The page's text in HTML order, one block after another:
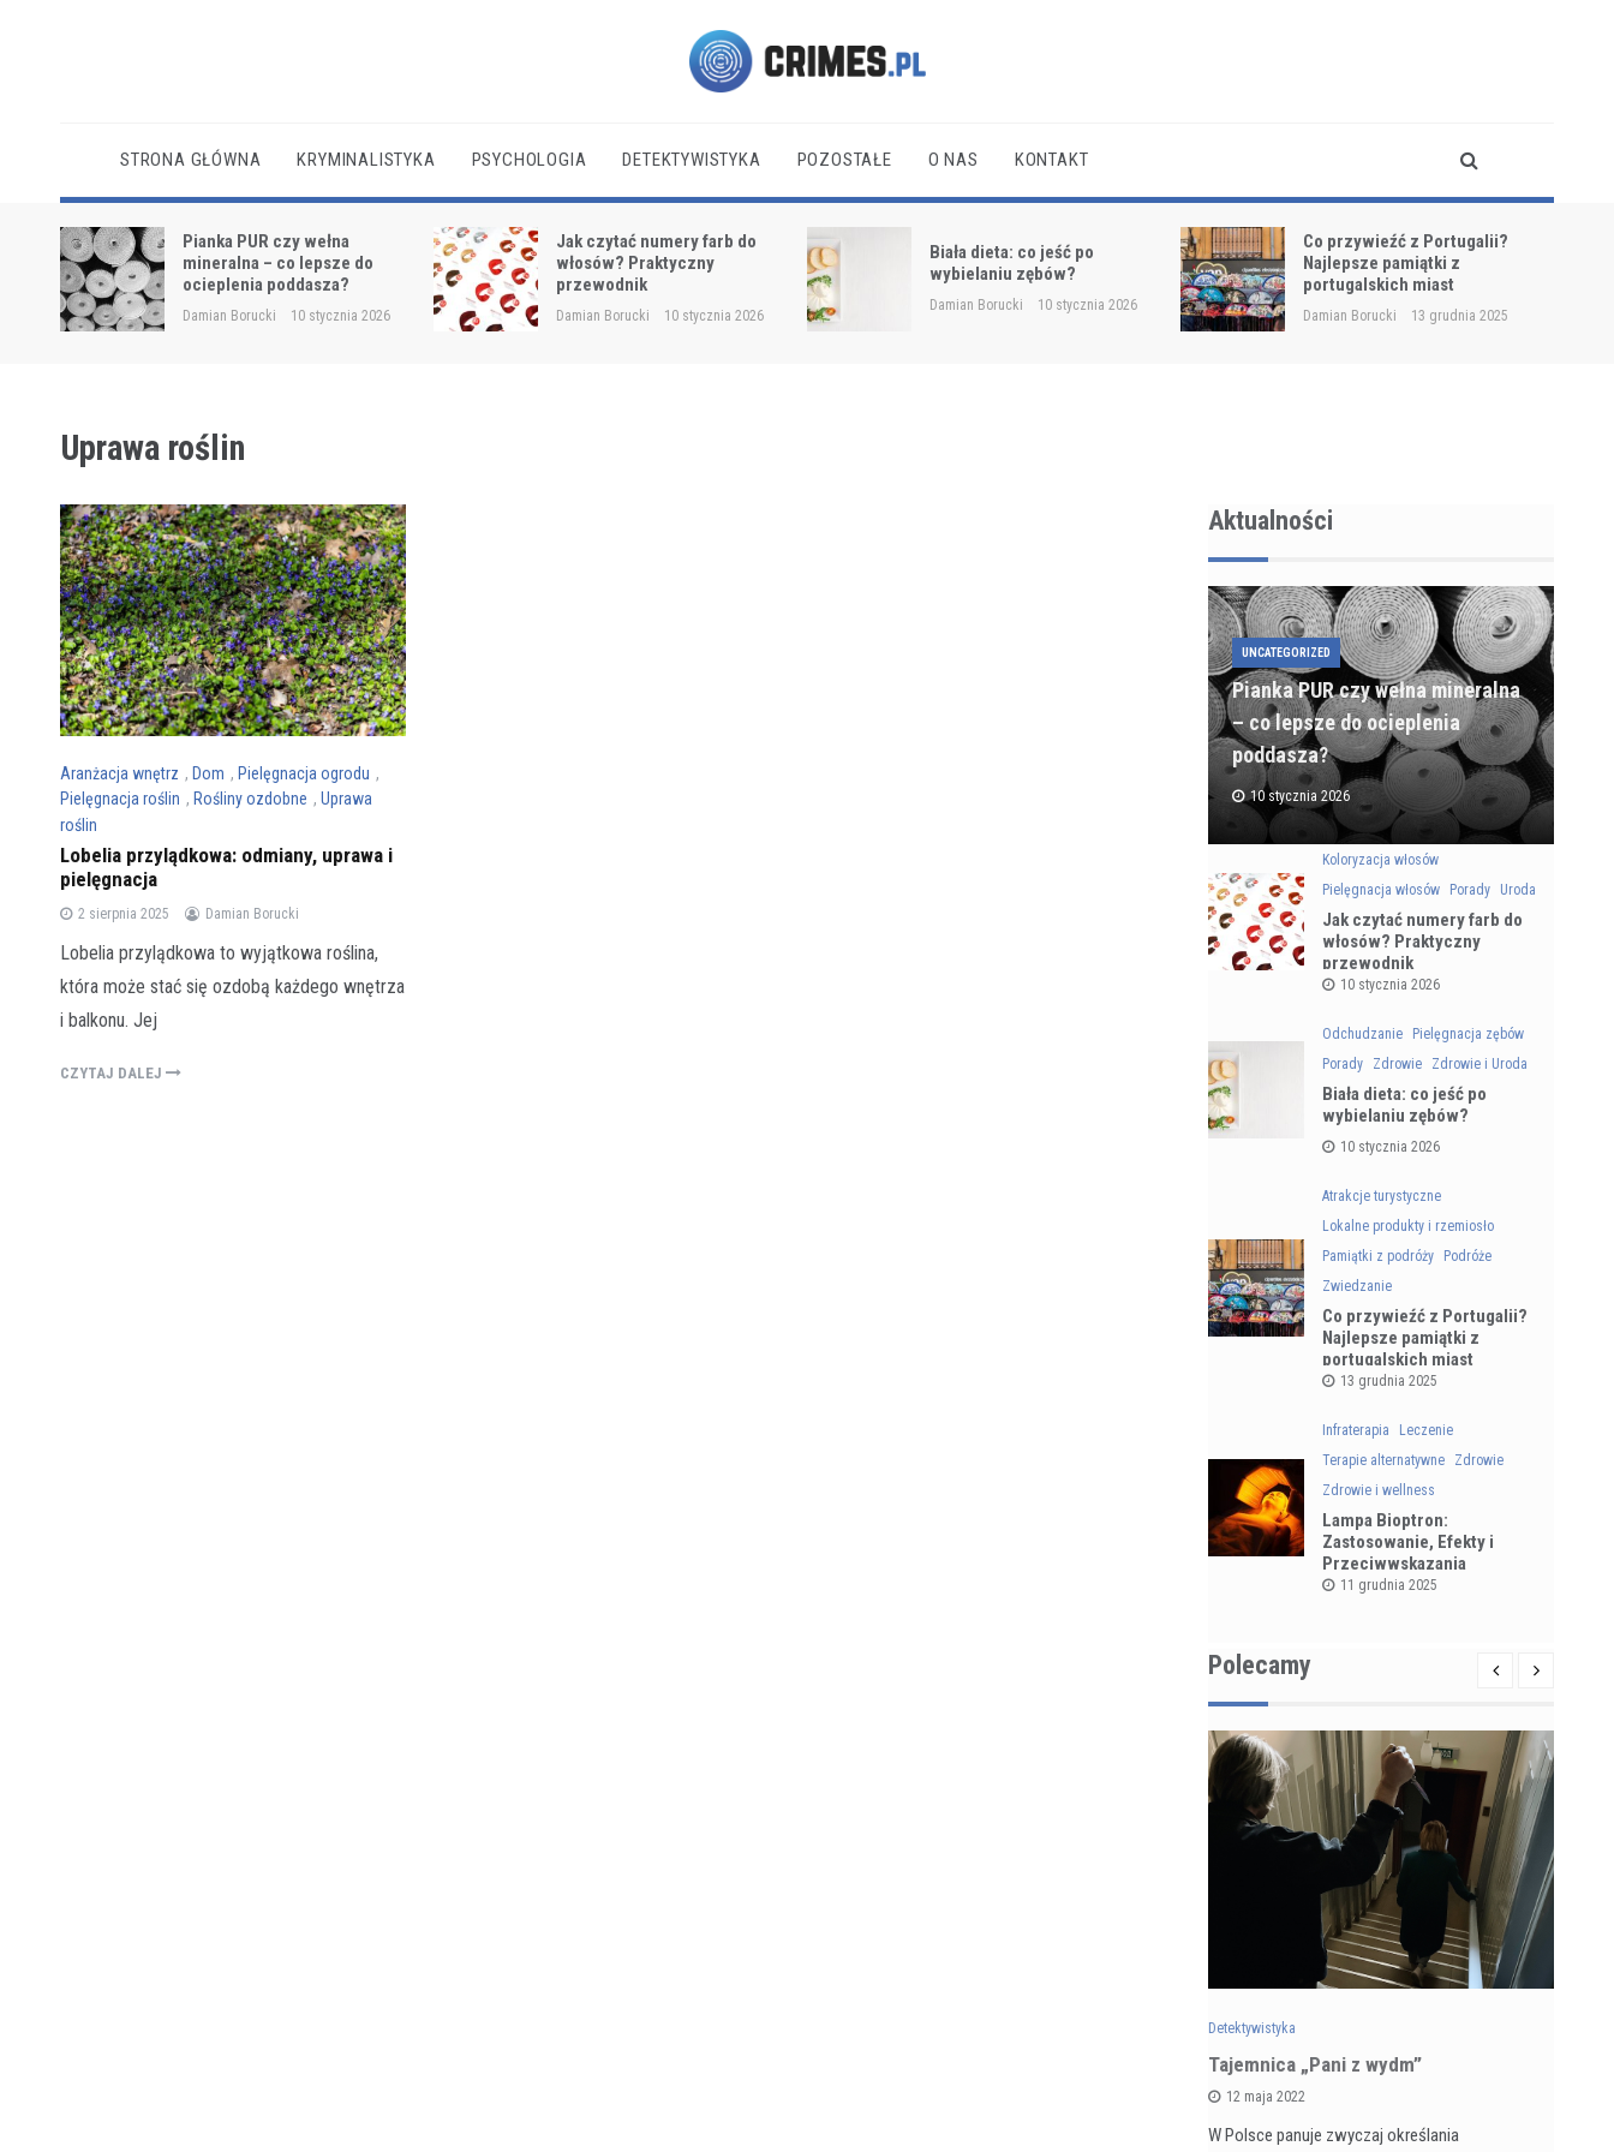
STRONA GŁÓWNA KRYMINALISTYKA PSYCHOLOGIA DETEKTYWISTYKA POZOSTAŁE O NAS KONTAKT
Pianka PUR czy wełna
mineralna – co lepsze do
ocieplenia poddasza?
Damian Borucki 10 stycznia 2026
Jak czytać numery farb do
włosów? Praktyczny
przewodnik
Damian Borucki 10 stycznia 2026
Biała dieta: co jeść po
wybielaniu zębów?
Damian Borucki 10 stycznia 2026
Co przywieźć z Portugalii?
Najlepsze pamiątki z
portugalskich miast
Damian Borucki 13 grudnia 2025
Uprawa roślin
Aranżacja wnętrz , Dom , Pielęgnacja ogrodu ,
Pielęgnacja roślin , Rośliny ozdobne , Uprawa
roślin
Lobelia przylądkowa: odmiany, uprawa i
pielęgnacja
2 sierpnia 2025 Damian Borucki
Lobelia przylądkowa to wyjątkowa roślina,
która może stać się ozdobą każdego wnętrza
i balkonu. Jej
CZYTAJ DALEJ
Aktualności
UNCATEGORIZED
Pianka PUR czy wełna mineralna
– co lepsze do ocieplenia
poddasza?
10 stycznia 2026
Koloryzacja włosów
Pielęgnacja włosów
Porady Uroda
Jak czytać numery farb do
włosów? Praktyczny
przewodnik
10 stycznia 2026
Odchudzanie
Pielęgnacja zębów
Porady
Zdrowie Zdrowie i Uroda
Biała dieta: co jeść po
wybielaniu zębów?
10 stycznia 2026
Atrakcje turystyczne
Lokalne produkty i rzemiosło
Pamiątki z podróży
Podróże
Zwiedzanie
Co przywieźć z Portugalii?
Najlepsze pamiątki z
portugalskich miast
13 grudnia 2025
Infraterapia
Leczenie
Terapie alternatywne
Zdrowie
Zdrowie i wellness
Lampa Bioptron:
Zastosowanie, Efekty i
Przeciwwskazania
11 grudnia 2025
Polecamy
Detektywistyka
Tajemnica „Pani z wydm”
12 maja 2022
W Polsce panuje zwyczaj określania